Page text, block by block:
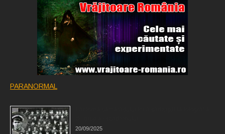
PARANORMAL
20/09/2025